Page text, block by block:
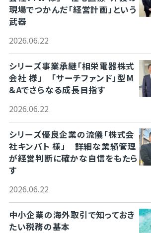
現場でつかんだ「経営計画」という
武器
2026.06.22
シリーズ事業承継「相栄電器株式
会社 様」 「サーチファンド」型M
＆Aでさらなる成長目指す
2026.06.22
シリーズ優良企業の流儀「株式会
社キンバト 様」 詳細な業績管理
が経営判断に確かな自信をもたら
す
2026.06.22
中小企業の海外取引で知っておき
たい税務の基本